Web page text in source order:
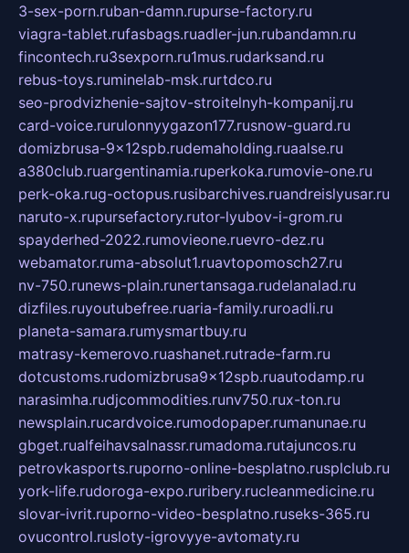
3-sex-porn.ruban-damn.rupurse-factory.ru
viagra-tablet.rufasbags.ruadler-jun.rubandamn.ru
fincontech.ru3sexporn.ru1mus.rudarksand.ru
rebus-toys.ruminelab-msk.rurtdco.ru
seo-prodvizhenie-sajtov-stroitelnyh-kompanij.ru
card-voice.rurulonnyygazon177.rusnow-guard.ru
domizbrusa-9x12spb.rudemaholding.ruaalse.ru
a380club.ruargentinamia.ruperkoka.rumovie-one.ru
perk-oka.rug-octopus.rusibarchives.ruandreislyusar.ru
naruto-x.rupursefactory.rutor-lyubov-i-grom.ru
spayderhed-2022.rumovieone.ruevro-dez.ru
webamator.ruma-absolut1.ruavtopomosch27.ru
nv-750.runews-plain.runertansaga.rudelanalad.ru
dizfiles.ruyoutubefree.ruaria-family.ruroadli.ru
planeta-samara.rumysmartbuy.ru
matrasy-kemerovo.ruashanet.rutrade-farm.ru
dotcustoms.rudomizbrusa9x12spb.ruautodamp.ru
narasimha.rudjcommodities.runv750.rux-ton.ru
newsplain.rucardvoice.rumodopaper.rumanunae.ru
gbget.rualfeihavsalnassr.rumadoma.rutajuncos.ru
petrovkasports.ruporno-online-besplatno.rusplclub.ru
york-life.rudoroga-expo.ruribery.rucleanmedicine.ru
slovar-ivrit.ruporno-video-besplatno.ruseks-365.ru
ovucontrol.rusloty-igrovyye-avtomaty.ru